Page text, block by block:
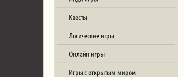
Квесты
Логические игры
Онлайн игры
Игры с открытым миром